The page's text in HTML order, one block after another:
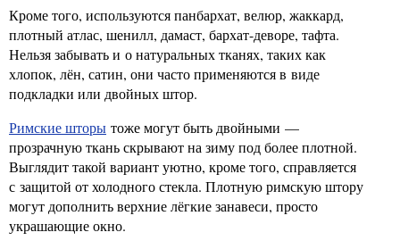
Кроме того, используются панбархат, велюр, жаккард,
плотный атлас, шенилл, дамаст, бархат-деворе, тафта.
Нельзя забывать и о натуральных тканях, таких как
хлопок, лён, сатин, они часто применяются в виде
подкладки или двойных штор.
Римские шторы тоже могут быть двойными —
прозрачную ткань скрывают на зиму под более плотной.
Выглядит такой вариант уютно, кроме того, справляется
с защитой от холодного стекла. Плотную римскую штору
могут дополнить верхние лёгкие занавеси, просто
украшающие окно.